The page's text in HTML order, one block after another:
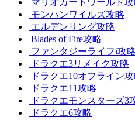
モンハンワイルズ攻略
エルデンリング攻略
Blades of Fire攻略
ファンタジーライフi攻略
ドラクエ3リメイク攻略
ドラクエ10オフライン
ドラクエ11攻略
ドラクエモンスターズ3
ドラクエ6攻略